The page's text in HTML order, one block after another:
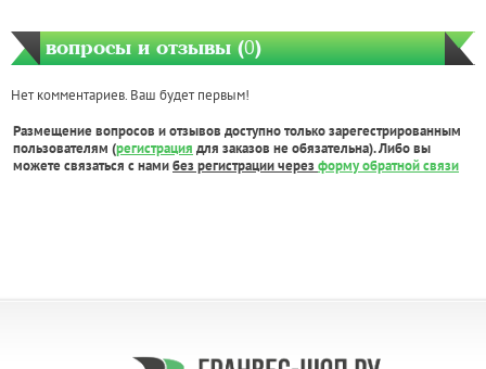
вопросы и отзывы (0)
Нет комментариев. Ваш будет первым!
Размещение вопросов и отзывов доступно только зарегестрированным
пользователям (регистрация для заказов не обязательна). Либо вы
можете связаться с намибез регистрации через форму обратной связи